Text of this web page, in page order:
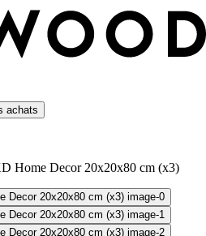
achats
Home Decor 20x20x80 cm (x3)